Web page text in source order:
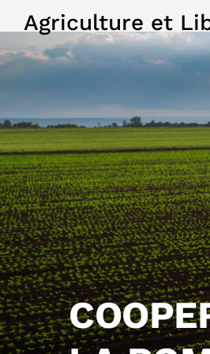
Agriculture et